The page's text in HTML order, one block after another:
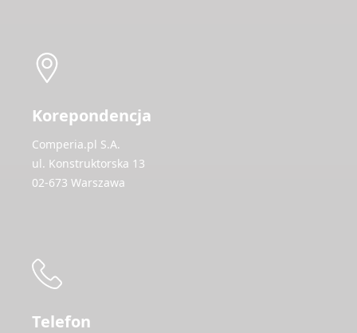
Korepondencja
Comperia.pl S.A.
ul. Konstruktorska 13
02-673 Warszawa
Telefon